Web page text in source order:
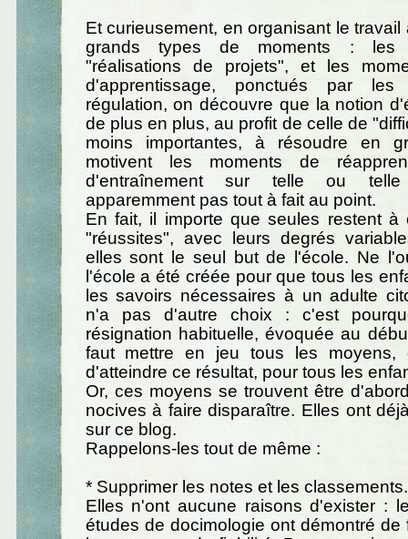
Et curieusement, en organisant le
grands types de moments : les
"réalisations de projets", et les
d'apprentissage, ponctués par
régulation, on découvre que la notion
de plus en plus, au profit de celle de
moins importantes, à résoudre en
motivent les moments de
d'entraînement sur telle ou telle
apparemment pas tout à fait au point.
En fait, il importe que seules restent à
"réussites", avec leurs degrés
elles sont le seul but de l'école. Ne
l'école a été créée pour que tous les
les savoirs nécessaires à un adulte
n'a pas d'autre choix : c'est
résignation habituelle, évoquée au
faut mettre en jeu tous les moyens,
d'atteindre ce résultat, pour tous les
Or, ces moyens se trouvent être
nocives à faire disparaître. Elles ont
sur ce blog.
Rappelons-les tout de même :
* Supprimer les notes et les classements.
Elles n'ont aucune raisons d'exister :
études de docimologie ont démontré de